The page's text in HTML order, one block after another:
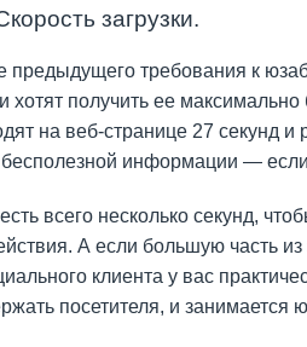
загрузки.
предыдущего требования к
получить ее
на веб-странице 27 секунд и
информации —
всего несколько секунд,
А если большую часть из
клиента у вас
посетителя, и занимается